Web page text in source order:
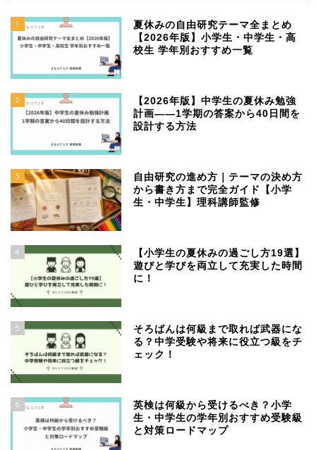
1
夏休みの自由研究テーマ全まとめ
【2026年版】小学生・中学生・高
校生 学年別おすすめ一覧
2
【2026年版】中学生の夏休み勉強
計画——1学期の答案から40日間を
設計する方法
3
自由研究の進め方｜テーマの決め方
から書き方まで完全ガイド【小学
生・中学生】理科講師監修
4
【小学生の夏休みの過ごし方19選】
遊びと学びを両立して充実した時間
に！
5
そろばんは何級まで取れば武器にな
る？中学受験や将来に役立つ級をチ
ェック！
6
英検は何級から受けるべき？小学
生・中学生の学年別おすすめ受験級
と対策ロードマップ